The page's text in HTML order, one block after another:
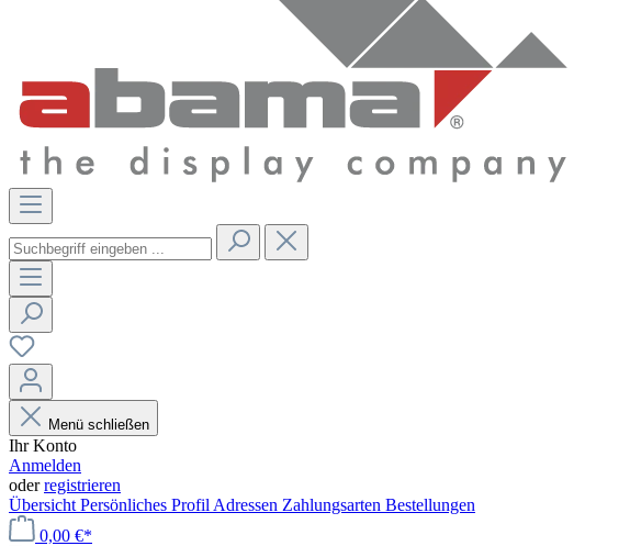
Menü schließen
Ihr Konto
Anmelden
oderregistrieren
Übersicht Persönliches Profil Adressen Zahlungsarten Bestellungen
0,00 €*